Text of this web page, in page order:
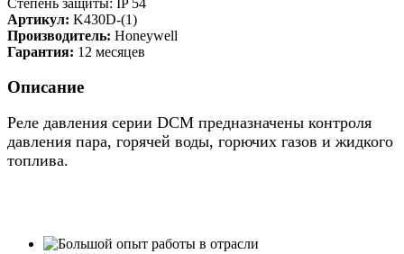
Артикул: K430D-(1)
Производитель: Honeywell
Гарантия: 12 месяцев
Описание
Реле давления серии DCM предназначены контроля
давления пара, горячей воды, горючих газов и жидкого
топлива.